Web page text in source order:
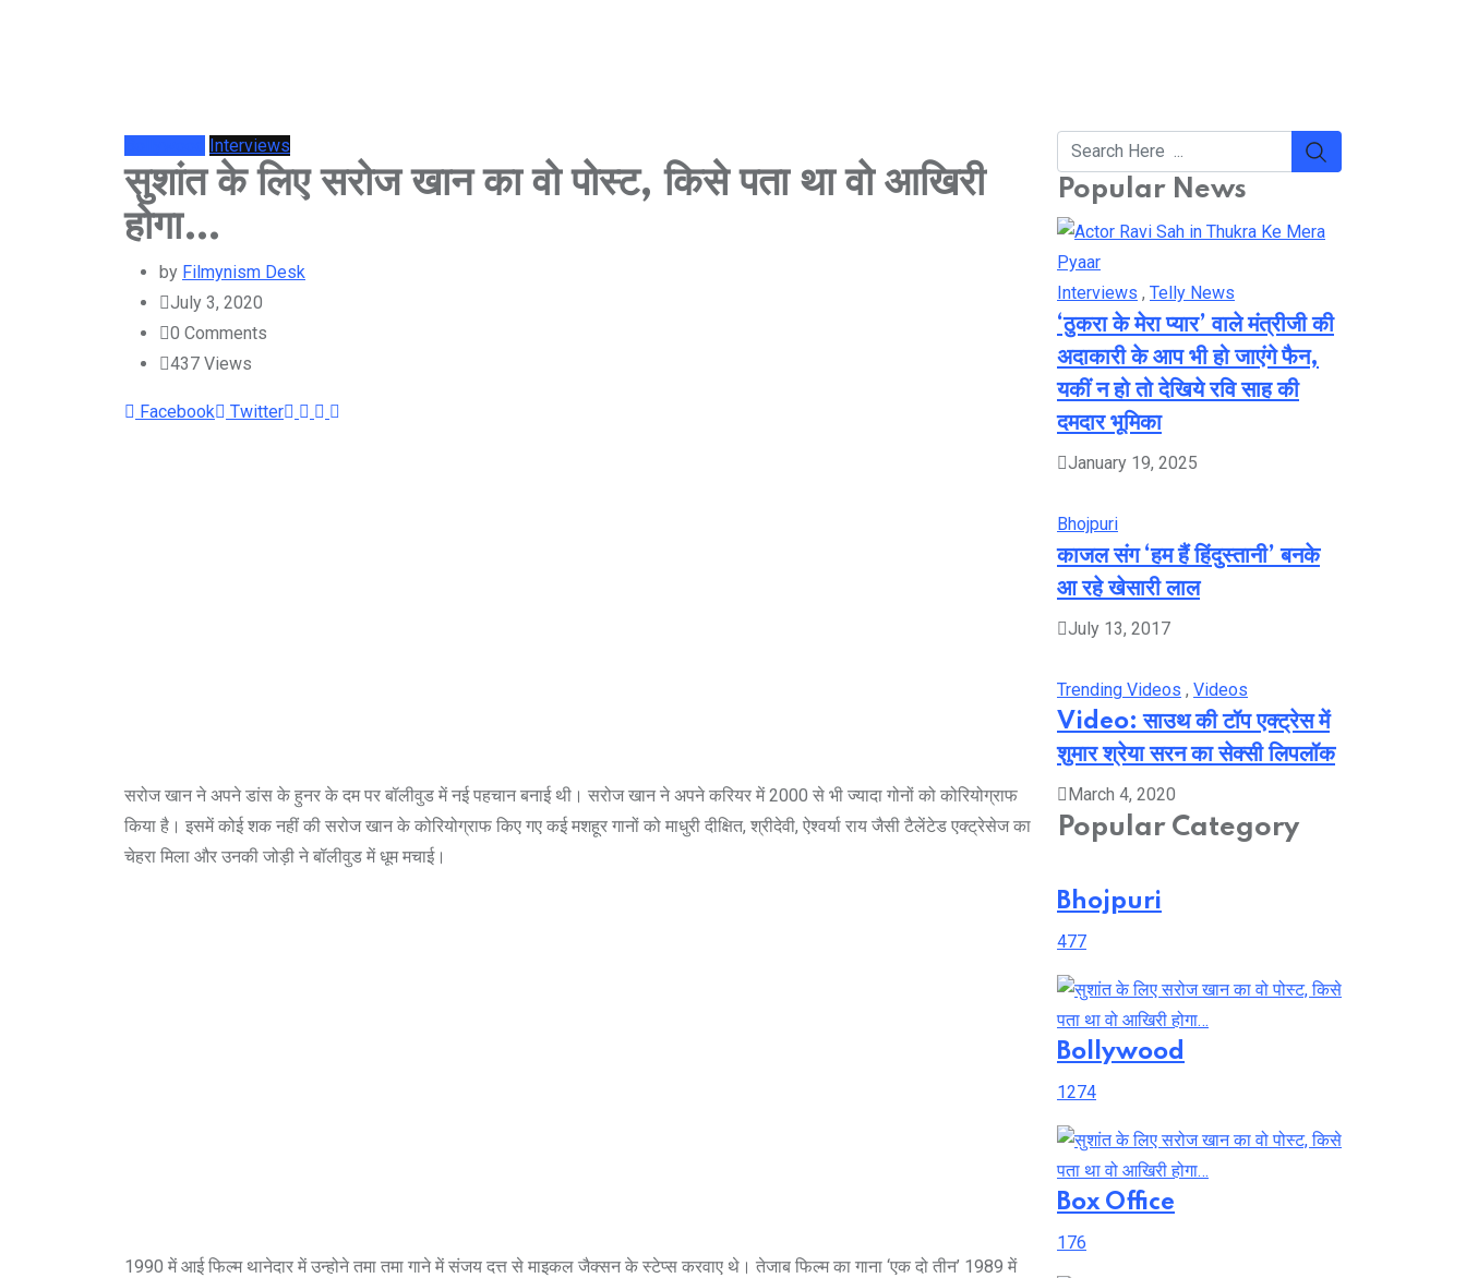
Interviews
सुशांत के लिए सरोज खान का वो पोस्ट, किसे पता था वो आखिरी
होगा…
by Filmynism Desk
July 3, 2020
0 Comments
437 Views
Facebook Twitter Youtube
LinkedIn
Whatsapp
सरोज खान ने अपने डांस के हुनर के दम पर बॉलीवुड में नई पहचान बनाई थी। सरोज खान ने अपने करियर में 2000 से भी ज्यादा गोनों को कोरियोग्राफ
किया है। इसमें कोई शक नहीं की सरोज खान के कोरियोग्राफ किए गए कई मशहूर गानों को माधुरी दीक्ष‍ित, श्रीदेवी, ऐश्वर्या राय जैसी टैलेंटेड एक्ट्रेसेज का
चेहरा मिला और उनकी जोड़ी ने बॉलीवुड में धूम मचाई।
1990 में आई फिल्म थानेदार में उन्होने तमा तमा गाने में संजय दत्त से माइकल जैक्सन के स्टेप्स करवाए थे। तेजाब फिल्म का गाना ‘एक दो तीन’ 1989 में
Popular News
Interviews , Telly News
‘ठुकरा के मेरा प्यार’ वाले मंत्रीजी की
अदाकारी के आप भी हो जाएंगे फैन,
यकीं न हो तो देखिये रवि साह की
दमदार भूमिका
January 19, 2025
Bhojpuri
काजल संग ‘हम हैं हिंदुस्तानी’ बनके
आ रहे खेसारी लाल
July 13, 2017
Trending Videos , Videos
Video: साउथ की टॉप एक्ट्रेस में
शुमार श्रेया सरन का सेक्सी लिपलॉक
March 4, 2020
Popular Category
Bhojpuri
477
Bollywood
1274
Box Office
176